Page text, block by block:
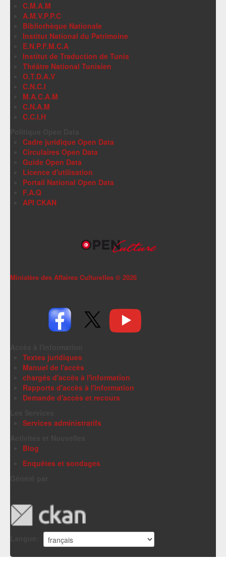
C.M.A.M
A.M.V.P.P.C
Bibliothèque Nationale
Institut National du Patrimoine
E.N.P.F.M.C.A
Institut de Traduction de Tunis
Théâtre National Tunisien
O.T.D.A.V
C.N.C.I
M.A.C.A.M
C.N.A.M
C.C.I.H
Cadre juridique Open Data
Circulaires Open Data
Guide Open Data
Licence d'utilisation
Portail National Open Data
F.A.Q
API CKAN
Ministère des Affaires Culturelles © 2026
Textes juridiques
Manuel de l'accès
chargés d'accès à l'information
Rapports d'accès à l'information
Demande d'accès et recours
Services administratifs
Blog
Enquêtes et sondages